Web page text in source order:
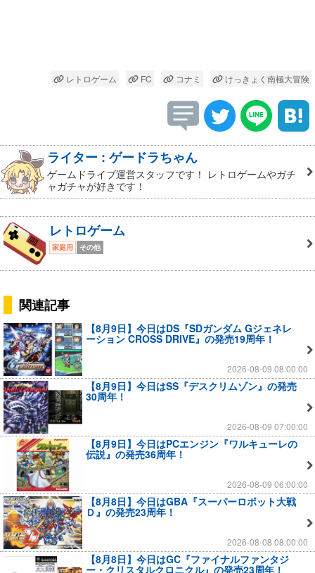
レトロゲーム FC コナミ けっきょく南極大冒険
ライター : ゲードラちゃん
ゲームドライブ運営スタッフです！ レトロゲームやガチ
ャガチャが好きです！
レトロゲーム
家庭用 その他
関連記事
【8月9日】今日はDS『SDガンダム Gジェネレ
ーション CROSS DRIVE』の発売19周年！
2026-08-09 08:00:00
【8月9日】今日はSS『デスクリムゾン』の発売
30周年！
2026-08-09 07:00:00
【8月9日】今日はPCエンジン『ワルキューレの
伝説』の発売36周年！
2026-08-09 06:00:00
【8月8日】今日はGBA『スーパーロボット大戦
Ｄ』の発売23周年！
2026-08-08 08:00:00
【8月8日】今日はGC『ファイナルファンタジ
ー・クリスタルクロニクル』の発売23周年！